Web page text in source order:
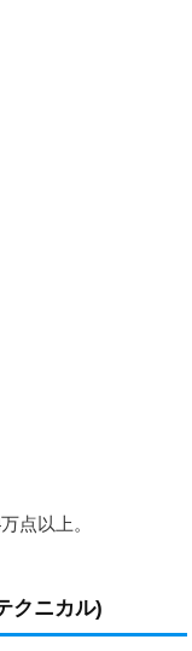
点以上。
クニカル)